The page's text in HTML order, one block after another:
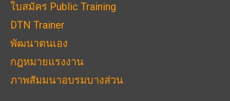
ใบสมัคร Public Training
DTN Trainer
พัฒนาตนเอง
กฎหมายแรงงาน
ภาพสัมมนาอบรมบางส่วน